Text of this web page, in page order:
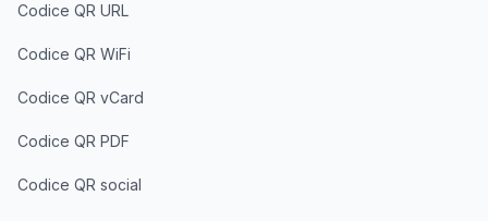
Codice QR URL
Codice QR WiFi
Codice QR vCard
Codice QR PDF
Codice QR social